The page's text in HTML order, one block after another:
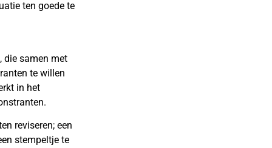
ten goede te
, die samen met
te willen
in het
reviseren; een
stempeltje te